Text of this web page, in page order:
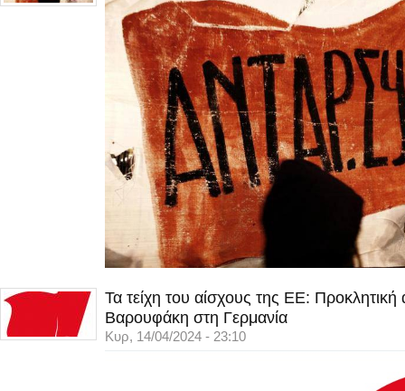
Τα τείχη του αίσχους της ΕΕ:
Βαρουφάκη στη Γερμανία
Κυρ, 14/04/2024 - 23:10